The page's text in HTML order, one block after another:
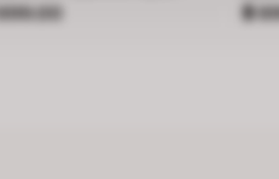
า ฿ 899.00 ราค
฿